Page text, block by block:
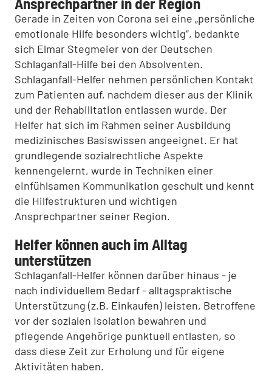
Gerade in Zeiten von Corona sei eine „persönliche
emotionale Hilfe besonders wichtig“, bedankte
sich Elmar Stegmeier von der Deutschen
Schlaganfall-Hilfe bei den Absolventen.
Schlaganfall-Helfer nehmen persönlichen Kontakt
zum Patienten auf, nachdem dieser aus der Klinik
und der Rehabilitation entlassen wurde. Der
Helfer hat sich im Rahmen seiner Ausbildung
medizinisches Basiswissen angeeignet. Er hat
grundlegende sozialrechtliche Aspekte
kennengelernt, wurde in Techniken einer
einfühlsamen Kommunikation geschult und kennt
die Hilfestrukturen und wichtigen
Ansprechpartner seiner Region.
Helfer können auch im Alltag
unterstützen
Schlaganfall-Helfer können darüber hinaus - je
nach individuellem Bedarf - alltagspraktische
Unterstützung (z.B. Einkaufen) leisten, Betroffene
vor der sozialen Isolation bewahren und
pflegende Angehörige punktuell entlasten, so
dass diese Zeit zur Erholung und für eigene
Aktivitäten haben.